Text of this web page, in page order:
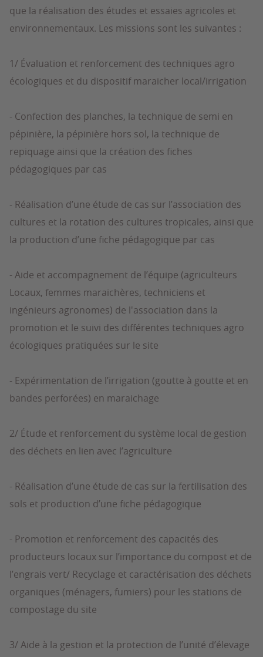
que la réalisation des études et essaies agricoles et
environnementaux. Les missions sont les suivantes :
1/ Évaluation et renforcement des techniques agro
écologiques et du dispositif maraicher local/irrigation
- Confection des planches, la technique de semi en
pépinière, la pépinière hors sol, la technique de
repiquage ainsi que la création des fiches
pédagogiques par cas
- Réalisation d’une étude de cas sur l’association des
cultures et la rotation des cultures tropicales, ainsi que
la production d’une fiche pédagogique par cas
- Aide et accompagnement de l’équipe (agriculteurs
Locaux, femmes maraichères, techniciens et
ingénieurs agronomes) de l'association dans la
promotion et le suivi des différentes techniques agro
écologiques pratiquées sur le site
- Expérimentation de l’irrigation (goutte à goutte et en
bandes perforées) en maraichage
2/ Étude et renforcement du système local de gestion
des déchets en lien avec l’agriculture
- Réalisation d’une étude de cas sur la fertilisation des
sols et production d’une fiche pédagogique
- Promotion et renforcement des capacités des
producteurs locaux sur l’importance du compost et de
l’engrais vert/ Recyclage et caractérisation des déchets
organiques (ménagers, fumiers) pour les stations de
compostage du site
3/ Aide à la gestion et la protection de l’unité d’élevage